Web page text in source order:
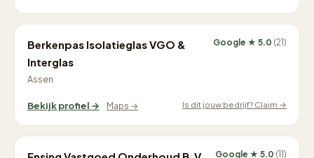
Berkenpas Isolatieglas VGO &
Interglas
Assen
Google ★ 5.0 (21)
Bekijk profiel → Maps → Is dit jouw bedrijf? Claim →
Google ★ 5.0 (11)